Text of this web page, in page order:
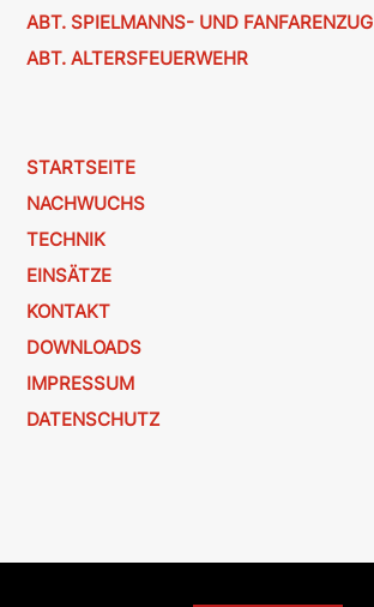
ABT. SPIELMANNS- UND FANFARENZUG
ABT. ALTERSFEUERWEHR
STARTSEITE
NACHWUCHS
TECHNIK
EINSÄTZE
KONTAKT
DOWNLOADS
IMPRESSUM
DATENSCHUTZ